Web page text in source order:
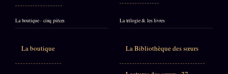
La boutique · cinq pièces
La boutique
La trilogie & les livres
La Bibliothèque des sœurs